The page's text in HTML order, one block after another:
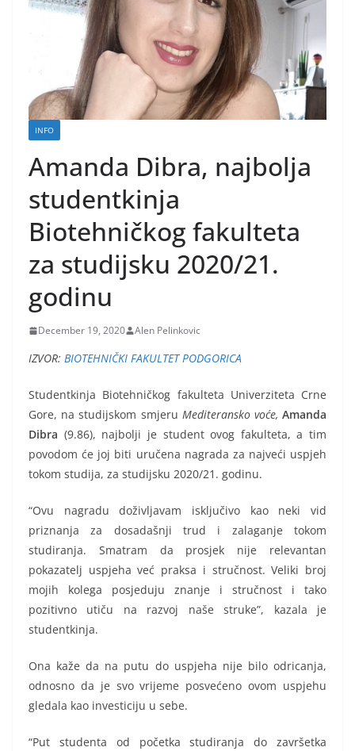
INFO
Amanda Dibra, najbolja
studentkinja
Biotehničkog fakulteta
za studijsku 2020/21.
godinu
December 19, 2020 Alen Pelinkovic
IZVOR: BIOTEHNIČKI FAKULTET PODGORICA
Studentkinja Biotehničkog fakulteta Univerziteta Crne
Gore, na studijskom smjeru Mediteransko voće,Amanda
Dibra (9.86), najbolji je student ovog fakulteta, a tim
povodom će joj biti uručena nagrada za najveći uspjeh
tokom studija, za studijsku 2020/21. godinu.
“Ovu nagradu doživljavam isključivo kao neki vid
priznanja za dosadašnji trud i zalaganje tokom
studiranja. Smatram da prosjek nije relevantan
pokazatelj uspjeha već praksa i stručnost. Veliki broj
mojih kolega posjeduju znanje i stručnost i tako
pozitivno utiču na razvoj naše struke”, kazala je
studentkinja.
Ona kaže da na putu do uspjeha nije bilo odricanja,
odnosno da je svo vrijeme posvećeno ovom uspjehu
gledala kao investiciju u sebe.
“Put studenta od početka studiranja do završetka